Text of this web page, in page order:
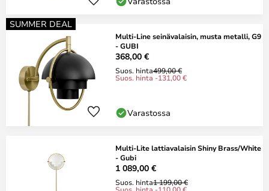
SUMMER DEAL
Multi-Line seinävalaisin, musta metalli, G9
- GUBI
368,00 €
Suos. hinta499,00 €
Suos. hinta -131,00 €
Varastossa
Multi-Lite lattiavalaisin Shiny Brass/White
- Gubi
1 089,00 €
Suos. hinta1 199,00 €